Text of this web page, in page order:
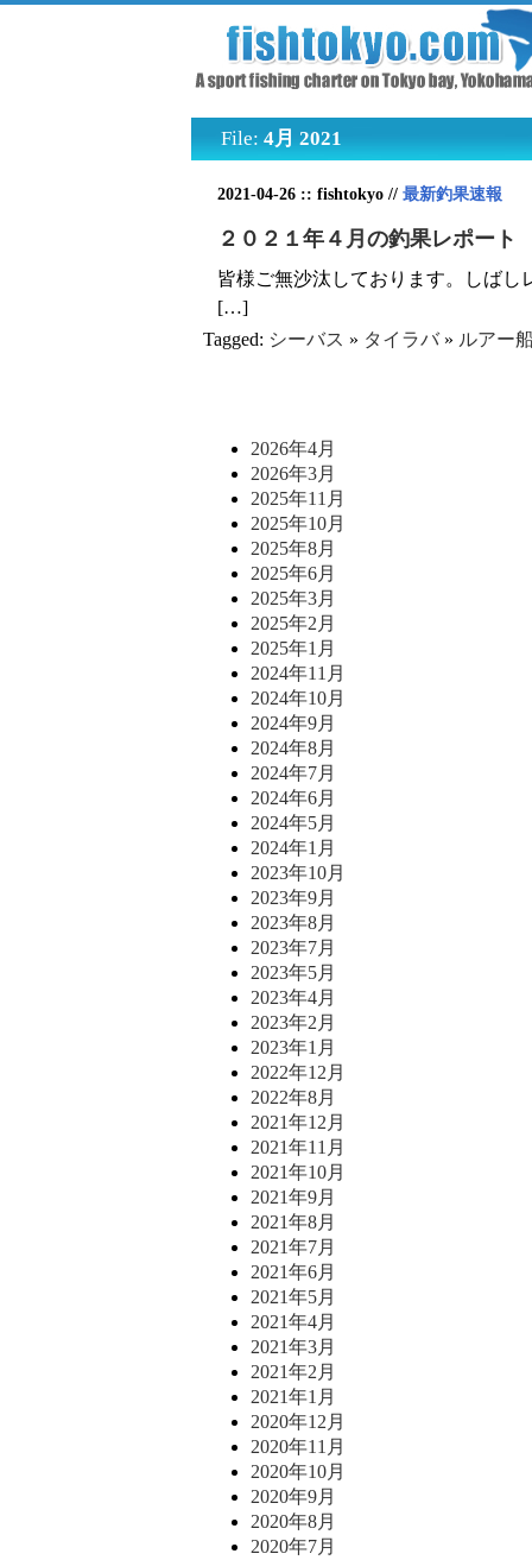
File: 4月 2021
2021-04-26 :: fishtokyo // 最新釣果速報
２０２１年４月の釣果レポート
皆様ご無沙汰しております。しば
[…]
Tagged: シーバス » タイラバ» ルアー
2026年4月
2026年3月
2025年11月
2025年10月
2025年8月
2025年6月
2025年3月
2025年2月
2025年1月
2024年11月
2024年10月
2024年9月
2024年8月
2024年7月
2024年6月
2024年5月
2024年1月
2023年10月
2023年9月
2023年8月
2023年7月
2023年5月
2023年4月
2023年2月
2023年1月
2022年12月
2022年8月
2021年12月
2021年11月
2021年10月
2021年9月
2021年8月
2021年7月
2021年6月
2021年5月
2021年4月
2021年3月
2021年2月
2021年1月
2020年12月
2020年11月
2020年10月
2020年9月
2020年8月
2020年7月